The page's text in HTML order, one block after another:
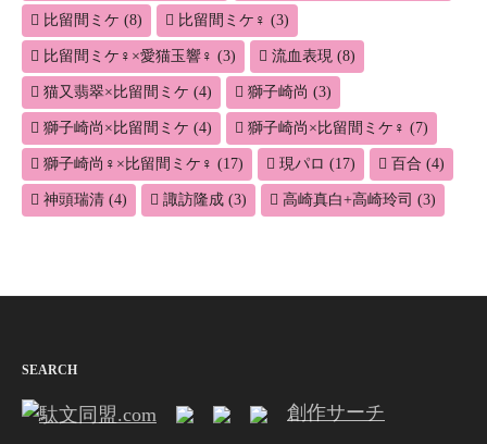
比留間ミケ (8) 比留間ミケ♀ (3)
比留間ミケ♀×愛猫玉響♀ (3) 流血表現 (8)
猫又翡翠×比留間ミケ (4) 獅子崎尚 (3)
獅子崎尚×比留間ミケ (4) 獅子崎尚×比留間ミケ♀ (7)
獅子崎尚♀×比留間ミケ♀ (17) 現パロ (17) 百合 (4)
神頭瑞清 (4) 諏訪隆成 (3) 高崎真白+高崎玲司 (3)
SEARCH
創作サーチ